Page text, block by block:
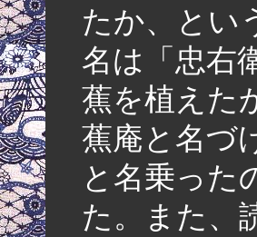
たか、とい
名は「忠右
蕉を植えた
蕉庵と名づ
と名乗った
た。また、